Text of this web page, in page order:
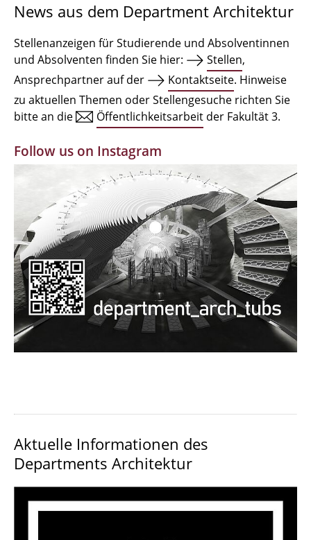
Institute
Einrichtungen
Zeichensäle
MBW | Modellbauwerkstatt
Alumni | cloud club
Dokumente und Downloads
News aus dem Department Architektur
Stellenanzeigen für Studierende und Absolventinnen
und Absolventen finden Sie hier:
Stellen,
Ansprechpartner auf der
Kontaktseite. Hinweise
zu aktuellen Themen oder Stellengesuche richten Sie
bitte an die
Öffentlichkeitsarbeit der Fakultät 3.
Follow us on Instagram
Aktuelle Informationen des
Departments Architektur